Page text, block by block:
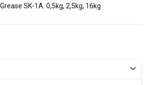
SK-1A. 0,5kg, 2,5kg, 16kg